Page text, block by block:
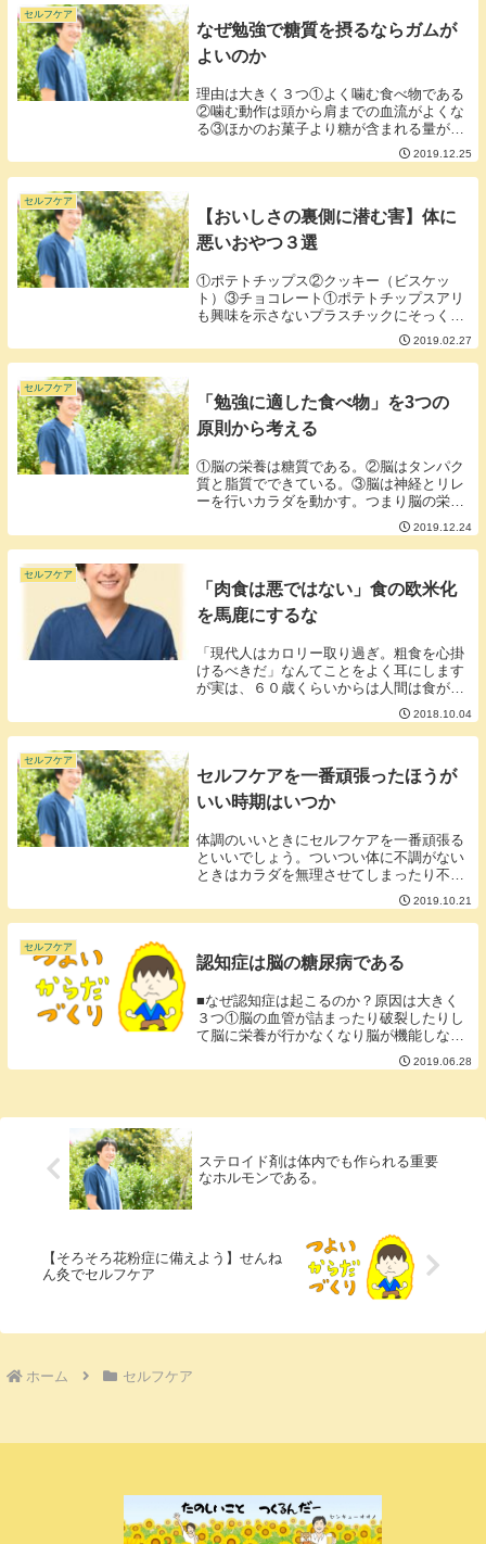
セルフケア
なぜ勉強で糖質を摂るならガムが
よいのか
理由は大きく３つ①よく噛む食べ物である
②噛む動作は頭から肩までの血流がよくな
る③ほかのお菓子より糖が含まれる量が少
ない■①よく噛む食べ物である「噛む」こ
とは消化の一部分といえます。消化はリラ
ックスした状態で行われるので噛むことに
2019.12.25
セルフケア
【おいしさの裏側に潜む害】体に
悪いおやつ３選
①ポテトチップス②クッキー（ビスケッ
ト）③チョコレート①ポテトチップスアリ
も興味を示さないプラスチックにそっくり
な構造を持ついかにも体に悪そうな油「食
べるプラスチック」ことトランス脂肪酸。
食べることで体を老化させ発がん性もある
2019.02.27
セルフケア
「勉強に適した食べ物」を3つの
原則から考える
①脳の栄養は糖質である。②脳はタンパク
質と脂質でできている。③脳は神経とリレ
ーを行いカラダを動かす。つまり脳の栄養
「糖質」を含む食べ物脳の材料「タンパク
質、脂質」を含む食べ物脳と神経のリレー
を滑らかにする食べ物以上を満たす食べ物
2019.12.24
セルフケア
「肉食は悪ではない」食の欧米化
を馬鹿にするな
「現代人はカロリー取り過ぎ。粗食を心掛
けるべきだ」なんてことをよく耳にします
が実は、６０歳くらいからは人間は食が細
くなるためある程度は肉を食べた方がアク
ティブな生活が楽しめるといったデータが
出ています。高齢者が肉を食べるといい理
2018.10.04
セルフケア
セルフケアを一番頑張ったほうが
いい時期はいつか
体調のいいときにセルフケアを一番頑張る
といいでしょう。ついつい体に不調がない
ときはカラダを無理させてしまったり不調
の自覚がないのでセルフケアをサボったり
しがちです。体感ではありますがカラダが
不調になってからセルフケアを始めるより
2019.10.21
セルフケア
認知症は脳の糖尿病である
■なぜ認知症は起こるのか？原因は大きく
３つ①脳の血管が詰まったり破裂したりし
て脳に栄養が行かなくなり脳が機能しなく
なる。②脳にゴミが付着して脳が機能しな
くなる。③脳が老朽化することで脳が機能
2019.06.28
ステロイド剤は体内でも作られる重要
なホルモンである。
【そろそろ花粉症に備えよう】せんね
ん灸でセルフケア
ホーム セルフケア